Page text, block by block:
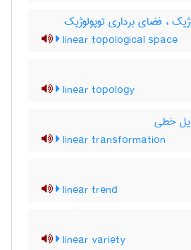
، فضای برداری توپولوژیک
linear topological space
linear topology
خطی
linear transformation
linear trend
linear variety